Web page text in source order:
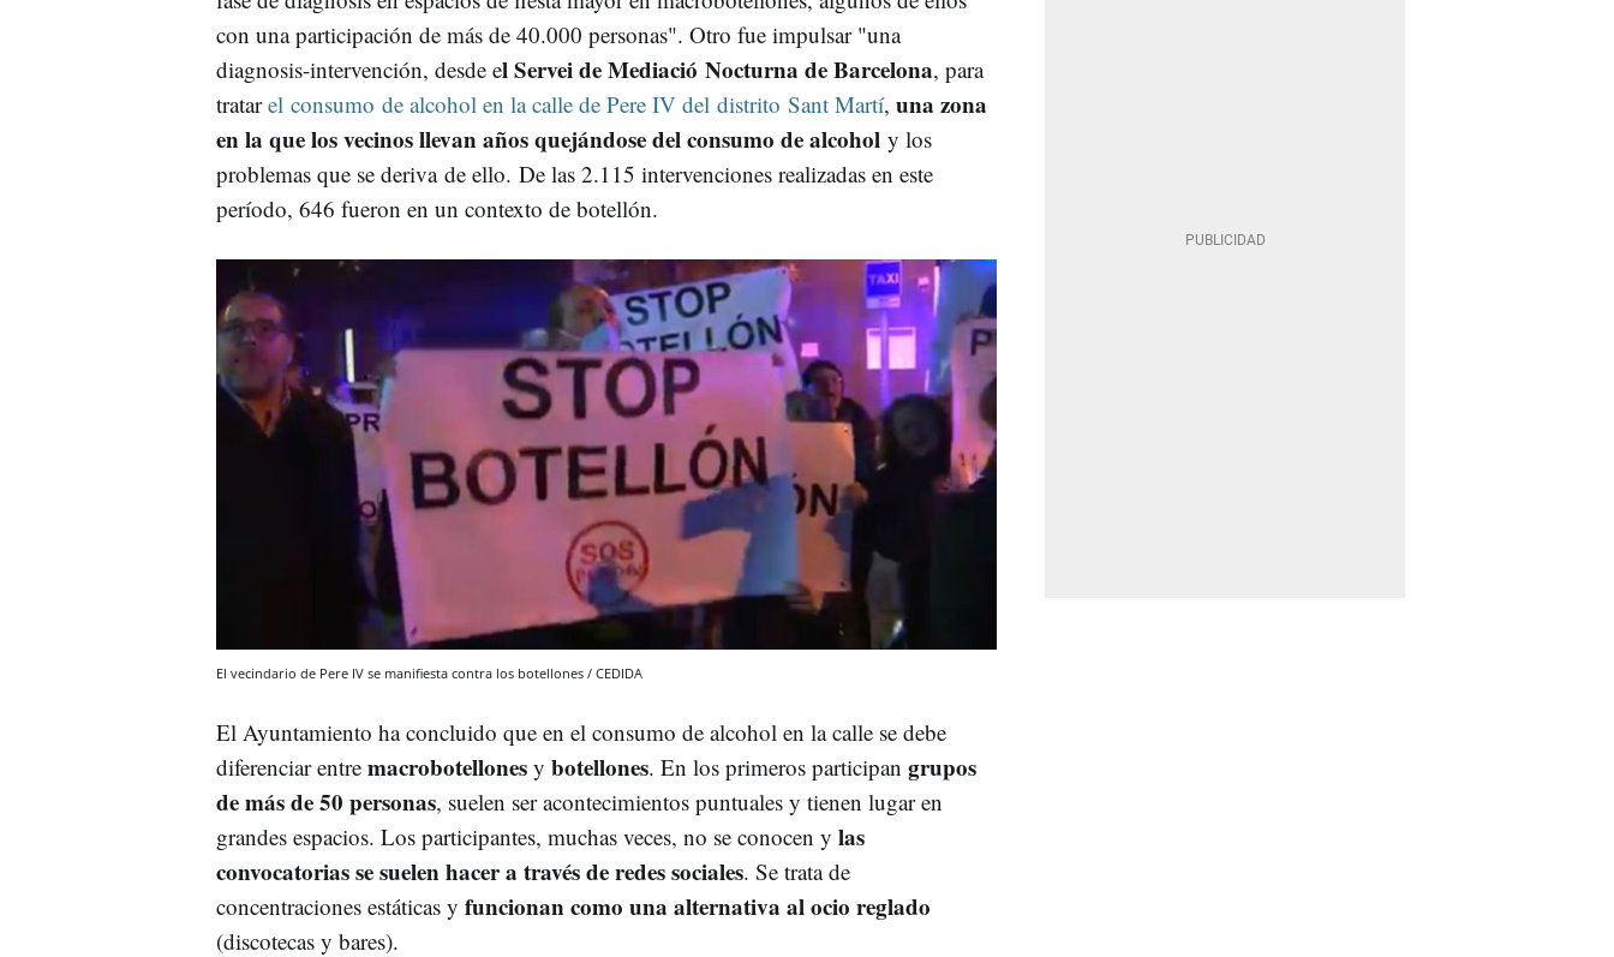
con una participación de más de 40.000 personas". Otro fue impulsar "una
diagnosis-intervención, desde el Servei de Mediació Nocturna de Barcelona, para
tratarel consumo de alcohol en la calle de Pere IV del distrito Sant Martí, una zona
en la que los vecinos llevan años quejándose del consumo de alcohol y los
problemas que se deriva de ello. De las 2.115 intervenciones realizadas en este
período, 646 fueron en un contexto de botellón.
El vecindario de Pere IV se manifiesta contra los botellones / CEDIDA
El Ayuntamiento ha concluido que en el consumo de alcohol en la calle se debe
diferenciar entre macrobotellones y botellones. En los primeros participan grupos
de más de 50 personas, suelen ser acontecimientos puntuales y tienen lugar en
grandes espacios. Los participantes, muchas veces, no se conocen y las
convocatorias se suelen hacer a través de redes sociales. Se trata de
concentraciones estáticas y funcionan como una alternativa al ocio reglado
(discotecas y bares).